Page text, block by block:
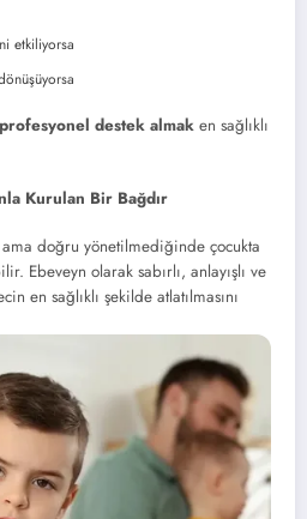
etkiliyorsa
destek almak en sağlıklı
Kurulan Bir Bağdır
ama doğru yönetilmediğinde çocukta
Ebeveyn olarak sabırlı, anlayışlı ve
en sağlıklı şekilde atlatılmasını